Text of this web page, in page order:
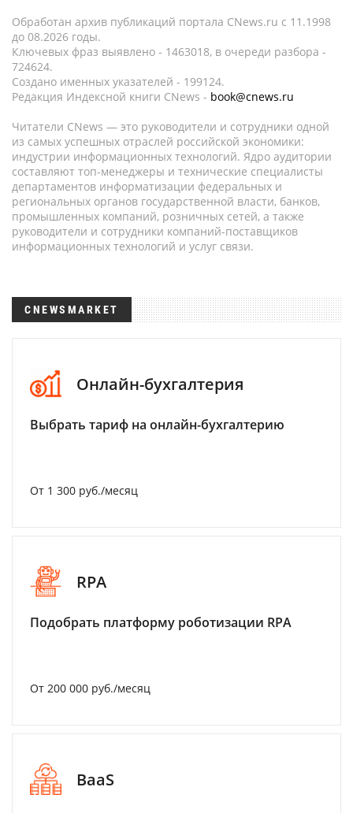
Обработан архив публикаций портала CNews.ru c 11.1998
до 08.2026 годы.
Ключевых фраз выявлено - 1463018, в очереди разбора -
724624.
Создано именных указателей - 199124.
Редакция Индексной книги CNews - book@cnews.ru
Читатели CNews — это руководители и сотрудники одной
из самых успешных отраслей российской экономики:
индустрии информационных технологий. Ядро аудитории
составляют топ-менеджеры и технические специалисты
департаментов информатизации федеральных и
региональных органов государственной власти, банков,
промышленных компаний, розничных сетей, а также
руководители и сотрудники компаний-поставщиков
информационных технологий и услуг связи.
CNEWSMARKET
Онлайн-бухгалтерия
Выбрать тариф на онлайн-бухгалтерию
От 1 300 руб./месяц
RPA
Подобрать платформу роботизации RPA
От 200 000 руб./месяц
BaaS